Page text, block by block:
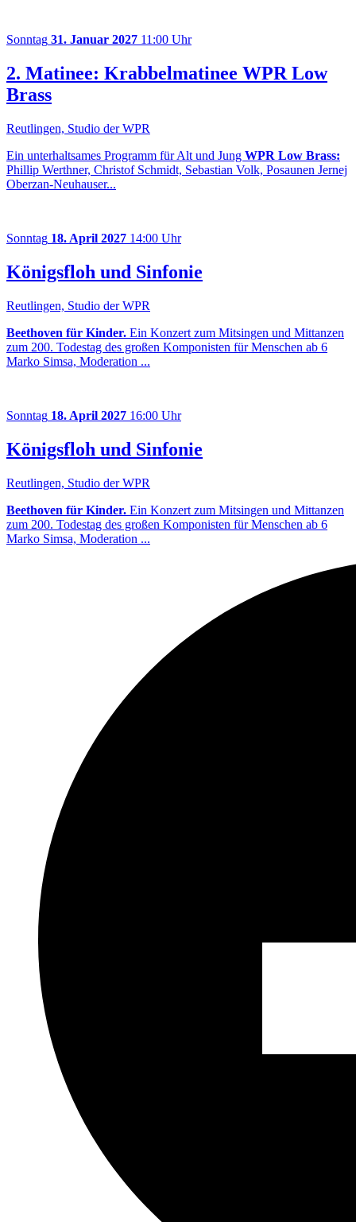
Sonntag 31. Januar 2027 11:00 Uhr
2. Matinee: Krabbelmatinee WPR Low
Brass
Reutlingen, Studio der WPR
Ein unterhaltsames Programm für Alt und Jung WPR Low Brass:
Phillip Werthner, Christof Schmidt, Sebastian Volk, Posaunen Jernej
Oberzan-Neuhauser...
Sonntag 18. April 2027 14:00 Uhr
Königsfloh und Sinfonie
Reutlingen, Studio der WPR
Beethoven für Kinder. Ein Konzert zum Mitsingen und Mittanzen
zum 200. Todestag des großen Komponisten für Menschen ab 6
Marko Simsa, Moderation ...
Sonntag 18. April 2027 16:00 Uhr
Königsfloh und Sinfonie
Reutlingen, Studio der WPR
Beethoven für Kinder. Ein Konzert zum Mitsingen und Mittanzen
zum 200. Todestag des großen Komponisten für Menschen ab 6
Marko Simsa, Moderation ...